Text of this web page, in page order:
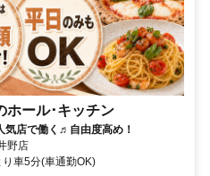
ホール･キッチン
気店で働く♬自由度高め！
野店
車5分(車通勤OK)